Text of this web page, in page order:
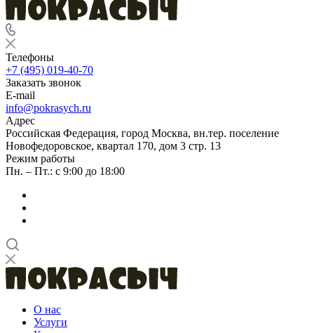
Телефоны
+7 (495) 019-40-70
Заказать звонок
E-mail
info@pokrasych.ru
Адрес
Российская Федерация, город Москва, вн.тер. поселение
Новофедоровское, квартал 170, дом 3 стр. 13
Режим работы
Пн. – Пт.: с 9:00 до 18:00
О нас
Услуги